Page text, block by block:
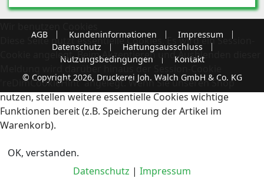
AGB Kundeninformationen
Impressum
Datenschutz
Haftungsausschluss
Nutzungsbedingungen
Kontakt
© Copyright 2026, Druckerei Joh. Walch GmbH & Co. KG
Diese Seite nutzt essentielle Cookies. Es wird ein Session-
Cookie angelegt. Beim Akzeptieren und Ausblenden dieser
Meldung wird darüber hinaus der Session-Cookie
'reDimCookieHint' angelegt. Wenn Sie unseren Shop
nutzen, stellen weitere essentielle Cookies wichtige
Funktionen bereit (z.B. Speicherung der Artikel im
Warenkorb).
OK, verstanden.
Datenschutz | Impressum